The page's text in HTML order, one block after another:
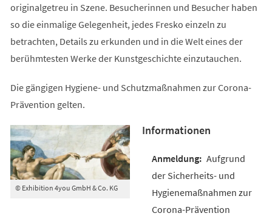
originalgetreu in Szene. Besucherinnen und Besucher haben
so die einmalige Gelegenheit, jedes Fresko einzeln zu
betrachten, Details zu erkunden und in die Welt eines der
berühmtesten Werke der Kunstgeschichte einzutauchen.
Die gängigen Hygiene- und Schutzmaßnahmen zur Corona-
Prävention gelten.
© Exhibition 4you GmbH & Co. KG
Informationen
Aufgrund
der Sicherheits- und
Hygienemaßnahmen zur
Corona-Prävention